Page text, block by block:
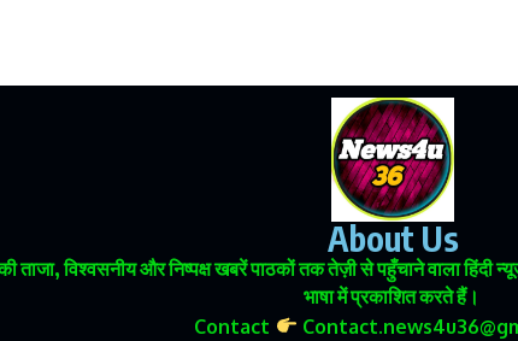
About Us
ताजा, विश्वसनीय और निष्पक्ष खबरें पाठकों तक तेज़ी से पहुँचाने वाला
भाषा में प्रकाशित करते हैं।
Contact